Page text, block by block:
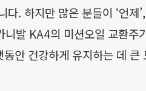
하지만 많은 분들이 ‘언제
발 KA4의 미션오일 교환
안 건강하게 유지하는 데 큰